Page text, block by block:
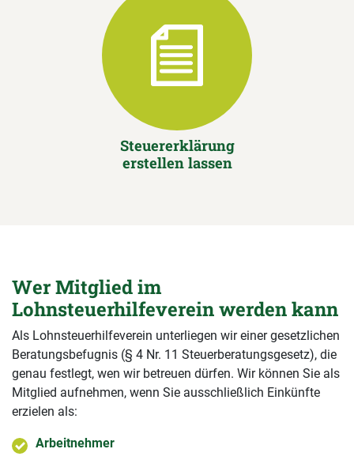
Steuererklärung
erstellen lassen
Wer Mitglied im
Lohnsteuerhilfeverein werden kann
Als Lohnsteuerhilfeverein unterliegen wir einer gesetzlichen
Beratungsbefugnis (§ 4 Nr. 11 Steuerberatungsgesetz), die
genau festlegt, wen wir betreuen dürfen. Wir können Sie als
Mitglied aufnehmen, wenn Sie ausschließlich Einkünfte
erzielen als:
Arbeitnehmer